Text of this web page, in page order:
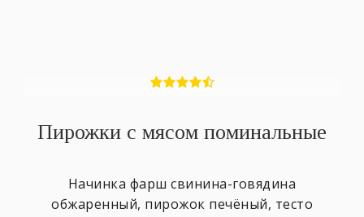
Пирожки с мясом поминальные
Начинка фарш свинина-говядина
обжаренный, пирожок печёный, тесто